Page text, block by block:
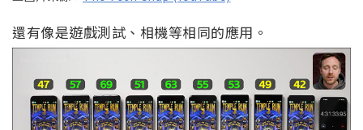
還有像是遊戲測試、相機等相同的應用。